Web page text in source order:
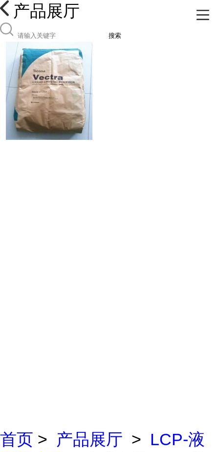
产品展厅
搜索
首页 > 产品展厅 > LCP-液